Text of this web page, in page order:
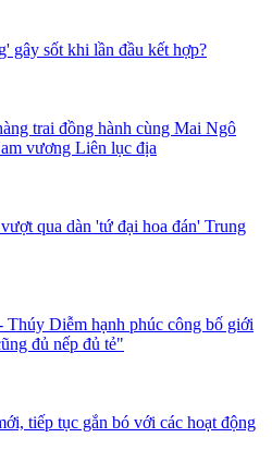
gây sốt khi lần đầu kết hợp?
trai đồng hành cùng Mai Ngô
vương Liên lục địa
qua dàn 'tứ đại hoa đán' Trung
Diễm hạnh phúc công bố giới
đủ nếp đủ tẻ"
tiếp tục gắn bó với các hoạt động